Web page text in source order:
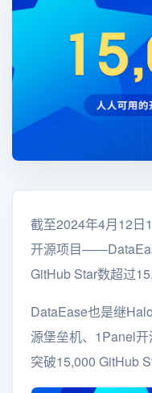
截至2024年4月12日
开源项目
GitHub Star数超过
DataEase也是继
源堡垒机、1Panel
突破15,000 GitHub